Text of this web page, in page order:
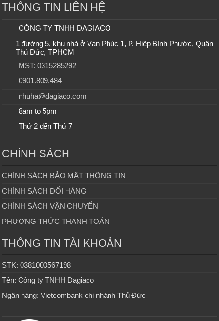
THÔNG TIN LIÊN HỆ
CÔNG TY TNHH DAGIACO
1 đường 5, khu nhà ở Vạn Phúc 1, P. Hiệp Bình Phước, Quận
Thủ Đức, TPHCM
MST: 0315285292
0901.809.484
nhuha@dagiaco.com
8am to 5pm
Thứ 2 đến Thứ 7
CHÍNH SÁCH
CHÍNH SÁCH BẢO MẬT THÔNG TIN
CHÍNH SÁCH ĐỔI HÀNG
CHÍNH SÁCH VẬN CHUYỂN
PHƯƠNG THỨC THANH TOÁN
THÔNG TIN TÀI KHOẢN
STK: 0381000567198
Tên: Công ty TNHH Dagiaco
Ngân hàng: Vietcombank chi nhánh Thủ Đức